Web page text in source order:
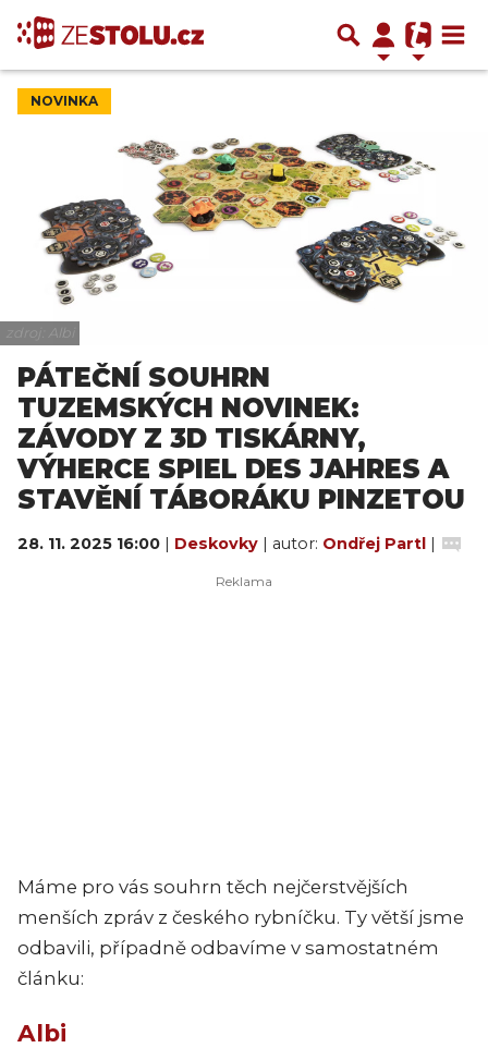
NOVINKA
zdroj: Albi
PÁTEČNÍ SOUHRN
TUZEMSKÝCH NOVINEK:
ZÁVODY Z 3D TISKÁRNY,
VÝHERCE SPIEL DES JAHRES A
STAVĚNÍ TÁBORÁKU PINZETOU
28. 11. 2025 16:00 | Deskovky | autor: Ondřej Partl |
Máme pro vás souhrn těch nejčerstvějších
menších zpráv z českého rybníčku. Ty větší jsme
odbavili, případně odbavíme v samostatném
článku:
Albi